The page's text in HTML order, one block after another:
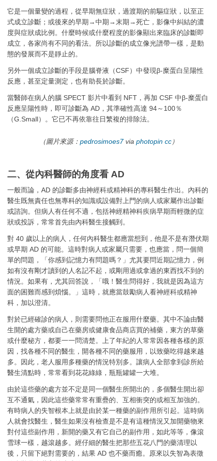
它是一個量變的過程，從早期無症狀，過渡期的前驅症狀，以至正
式成立診斷；或後來的早期→中期→末期→死亡，影像中糾結的濃
度與症狀成比例。什麼時候或什麼程度的影像顯出來臨床的診斷即
成立，各家尚有不同的看法。所以診斷的成立像光譜帶一樣，是動
態的發展而不是靜止的。
另外一個成立診斷的手段是腦脊液（CSF）中發現β-糜蛋白呈陽性
反應，甚至定量測定，也有助長於診斷。
當醫師在病人的腦 SPECT 影片中看到 NFT，再加 CSF 中β-糜蛋白
反應呈陽性時，即可診斷為 AD，其準確性高達 94～100％
（G.Small）。它已不再依靠往日繁複的排除法。
（圖片來源： pedrosimoes7via photopin cc）
二、從內科醫師的角度看 AD
一般而論，AD 的診斷多由神經科或精神科的專科醫生作出。內科的
醫生既無責任也無專科的知識或設備對上門的病人或家屬作出診斷
或諮詢。但病人有任何不適，包括神經精神科疾病早期而輕微的症
狀或投訴，常常首先由內科醫生接觸到。
對 40 歲以上的病人，任何內科醫生都應當想到，他是不是有潛伏期
或早期 AD 的可能。這時對病人或家屬只需要，也應當，問一個簡
單的問題，「你感到記憶力有問題嗎？」尤其要問近期記憶力，例
如有沒有剛才讀到的人名記不起，或剛用過或拿過的東西找不到的
情況。如果有，尤其回答說，「哦！醫生問得好，我就是因為這方
面的困難而感到煩惱。」這時，就應當鼓勵病人看神經科或精神
科，加以澄清。
對於已經確診的病人，則需要問他正在服用什麼藥。其中不論由醫
生開的處方藥或自己在藥房或健康食品商店買的補藥，東方的草藥
或什麼秘方，都要一一問清楚。上了年紀的人常常因各種各樣的原
因，找各種不同的醫生，開各種不同的藥服用，以致藥吃得越來越
多。因此，老人服用多種藥的情況特別多。讓病人全部拿到診所給
醫生清點時，常常看到花花綠綠，瓶瓶罐罐一大堆。
由於這些藥的處方並不定是同一個醫生所開出的，多個醫生開出卻
互不通氣，因此這些藥常常有重疊的、互相衝突的或相互加強的。
有時病人的失智根本上就是由於某一種藥的副作用所引起。這時病
人就會找醫生，醫生如果沒有檢查是不是有這種情況又加開藥物來
對付這些副作用，新開的藥又有它自己的副作用，如此等等，像滾
雪球一樣，越滾越多。經仔細的醫生把那些五花八門的藥清理以
後，只留下絕對需要的，結果 AD 也不藥而癒。原來以失智為表徵